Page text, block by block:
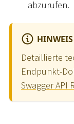
abzurufen.
HINWEIS
Detaillierte
Endpunkt-
Swagger API